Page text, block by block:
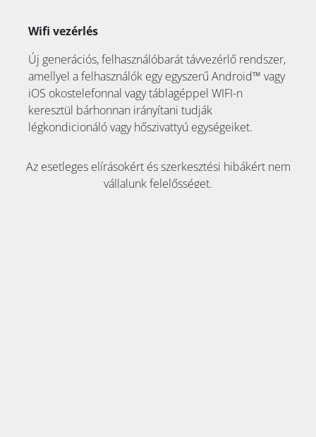
Wifi vezérlés
Új generációs, felhasználóbarát távvezérlő rendszer,
amellyel a felhasználók egy egyszerű Android™ vagy
iOS okostelefonnal vagy táblagéppel WIFI-n
keresztül bárhonnan irányítani tudják
légkondicionáló vagy hőszivattyú egységeiket.
Az esetleges elírásokért és szerkesztési hibákért nem
vállalunk felelősséget.